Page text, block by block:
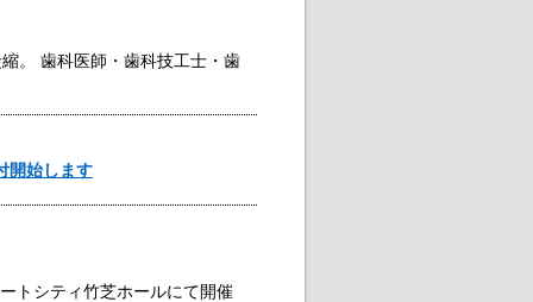
。 歯科医師・歯科技工士・歯
開始します
トシティ竹芝ホールにて開催